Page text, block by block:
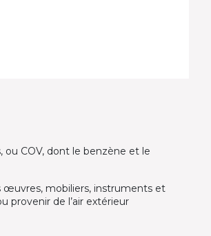
ou COV, dont le benzène et le
œuvres, mobiliers, instruments et
provenir de l’air extérieur